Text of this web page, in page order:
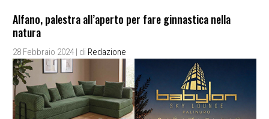
Alfano, palestra all’aperto per fare ginnastica nella
natura
28 Febbraio 2024 | di Redazione